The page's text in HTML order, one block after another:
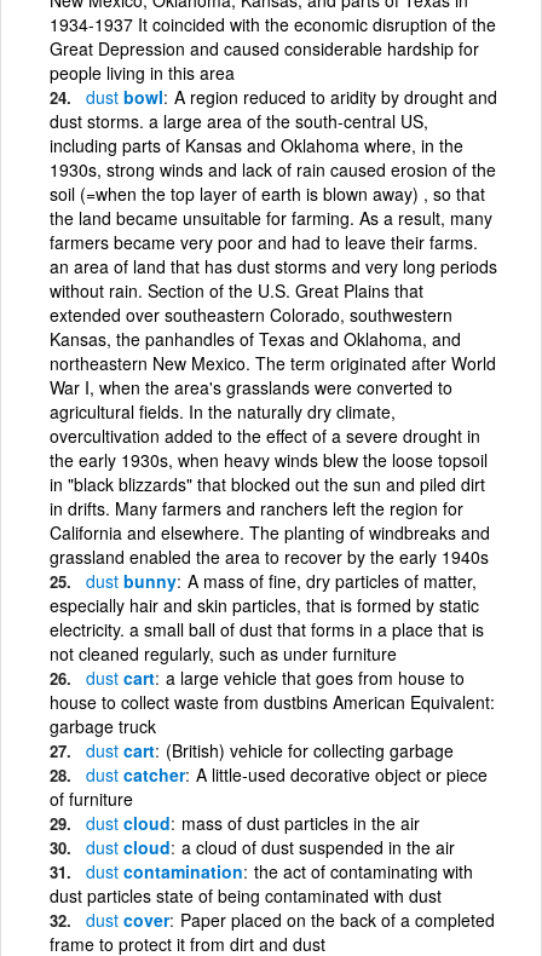
1934-1937 It coincided with the economic disruption of the
Great Depression and caused considerable hardship for
people living in this area
dust bowl A region reduced to aridity by drought and
dust storms. a large area of the south-central US,
including parts of Kansas and Oklahoma where, in the
1930s, strong winds and lack of rain caused erosion of the
soil (=when the top layer of earth is blown away) , so that
the land became unsuitable for farming. As a result, many
farmers became very poor and had to leave their farms.
an area of land that has dust storms and very long periods
without rain. Section of the U.S. Great Plains that
extended over southeastern Colorado, southwestern
Kansas, the panhandles of Texas and Oklahoma, and
northeastern New Mexico. The term originated after World
War I, when the area's grasslands were converted to
agricultural fields. In the naturally dry climate,
overcultivation added to the effect of a severe drought in
the early 1930s, when heavy winds blew the loose topsoil
in "black blizzards" that blocked out the sun and piled dirt
in drifts. Many farmers and ranchers left the region for
California and elsewhere. The planting of windbreaks and
grassland enabled the area to recover by the early 1940s
dust bunny A mass of fine, dry particles of matter,
especially hair and skin particles, that is formed by static
electricity. a small ball of dust that forms in a place that is
not cleaned regularly, such as under furniture
dust cart a large vehicle that goes from house to
house to collect waste from dustbins American Equivalent:
garbage truck
dust cart (British) vehicle for collecting garbage
dust catcher A little-used decorative object or piece
of furniture
dust cloud mass of dust particles in the air
dust cloud a cloud of dust suspended in the air
dust contamination the act of contaminating with
dust particles state of being contaminated with dust
dust cover Paper placed on the back of a completed
frame to protect it from dirt and dust